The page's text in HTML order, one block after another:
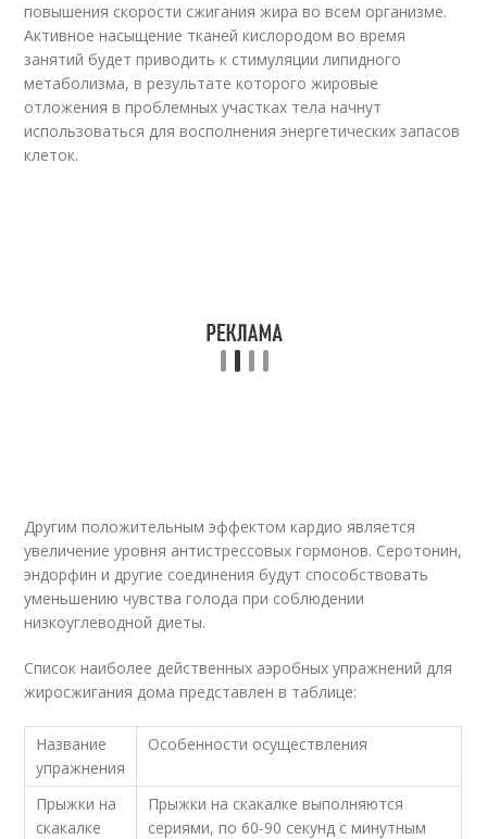
повышения скорости сжигания жира во всем организме.
Активное насыщение тканей кислородом во время
занятий будет приводить к стимуляции липидного
метаболизма, в результате которого жировые
отложения в проблемных участках тела начнут
использоваться для восполнения энергетических запасов
клеток.
Другим положительным эффектом кардио является
увеличение уровня антистрессовых гормонов. Серотонин,
эндорфин и другие соединения будут способствовать
уменьшению чувства голода при соблюдении
низкоуглеводной диеты.
Список наиболее действенных аэробных упражнений для
жиросжигания дома представлен в таблице:
Название
упражнения
Особенности осуществления
Прыжки на
скакалке
Прыжки на скакалке выполняются
сериями, по 60-90 секунд с минутным